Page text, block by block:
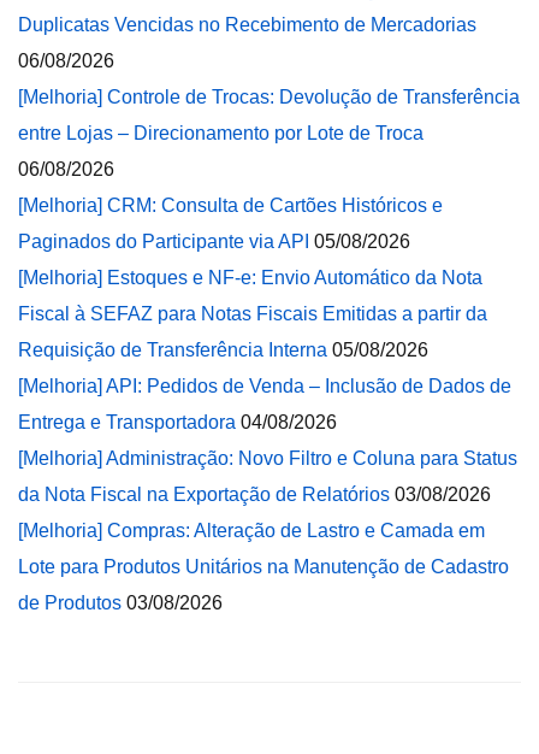
Duplicatas Vencidas no Recebimento de Mercadorias
06/08/2026
[Melhoria] Controle de Trocas: Devolução de Transferência
entre Lojas – Direcionamento por Lote de Troca
06/08/2026
[Melhoria] CRM: Consulta de Cartões Históricos e
Paginados do Participante via API 05/08/2026
[Melhoria] Estoques e NF-e: Envio Automático da Nota
Fiscal à SEFAZ para Notas Fiscais Emitidas a partir da
Requisição de Transferência Interna 05/08/2026
[Melhoria] API: Pedidos de Venda – Inclusão de Dados de
Entrega e Transportadora 04/08/2026
[Melhoria] Administração: Novo Filtro e Coluna para Status
da Nota Fiscal na Exportação de Relatórios 03/08/2026
[Melhoria] Compras: Alteração de Lastro e Camada em
Lote para Produtos Unitários na Manutenção de Cadastro
de Produtos 03/08/2026